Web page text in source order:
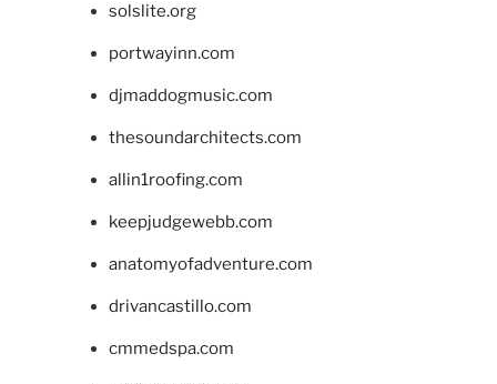
solslite.org
portwayinn.com
djmaddogmusic.com
thesoundarchitects.com
allin1roofing.com
keepjudgewebb.com
anatomyofadventure.com
drivancastillo.com
cmmedspa.com